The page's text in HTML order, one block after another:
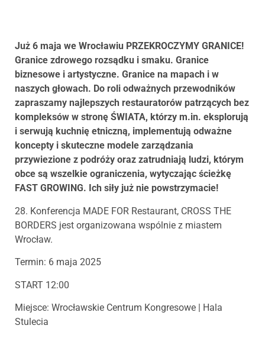
Już 6 maja we Wrocławiu PRZEKROCZYMY GRANICE!
Granice zdrowego rozsądku i smaku. Granice
biznesowe i artystyczne. Granice na mapach i w
naszych głowach. Do roli odważnych przewodników
zapraszamy najlepszych restauratorów patrzących bez
kompleksów w stronę ŚWIATA, którzy m.in. eksplorują
i serwują kuchnię etniczną, implementują odważne
koncepty i skuteczne modele zarządzania
przywiezione z podróży oraz zatrudniają ludzi, którym
obce są wszelkie ograniczenia, wytyczając ścieżkę
FAST GROWING. Ich siły już nie powstrzymacie!
28. Konferencja MADE FOR Restaurant, CROSS THE
BORDERS jest organizowana wspólnie z miastem
Wrocław.
Termin: 6 maja 2025
START 12:00
Miejsce: Wrocławskie Centrum Kongresowe | Hala
Stulecia